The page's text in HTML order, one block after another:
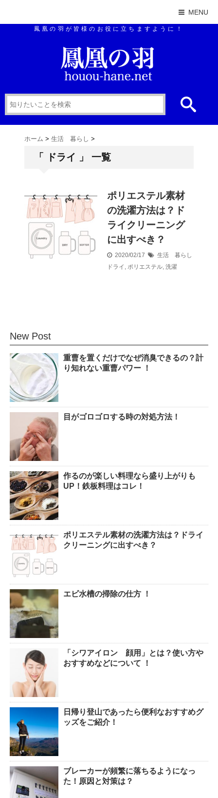
MENU
鳳凰の羽が皆様のお役に立ちますように！
ホーム > 生活 暮らし >
「 ドライ 」 一覧
ポリエステル素材
の洗濯方法は？ド
ライクリーニング
に出すべき？
2020/02/17
生活 暮らし
ドライ , ポリエステル, 洗濯
New Post
重曹を置くだけでなぜ消臭できるの？計
り知れない重曹パワー ！
目がゴロゴロする時の対処方法！
作るのが楽しい料理なら盛り上がりも
UP！鉄板料理はコレ！
ポリエステル素材の洗濯方法は？ドライ
クリーニングに出すべき？
エビ水槽の掃除の仕方 ！
「シワアイロン 顔用」とは？使い方や
おすすめなどについて ！
日帰り登山であったら便利なおすすめグ
ッズをご紹介！
ブレーカーが頻繁に落ちるようになっ
た！原因と対策は？